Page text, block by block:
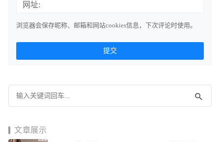
网址:
浏览器会保存昵称、邮箱和网站cookies信息，下次评论时使用。
文章展示